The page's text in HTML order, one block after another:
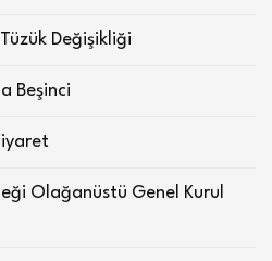
Değişikliği
Beşinci
Olağanüstü Genel Kurul